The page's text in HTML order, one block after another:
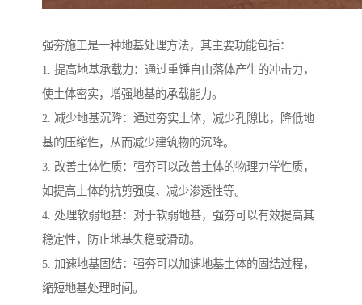
强夯施工是一种地基处理方法，其主要功能包括：
1. 提高地基承载力：通过重锤自由落体产生的冲击力，
使土体密实，增强地基的承载能力。
2. 减少地基沉降：通过夯实土体，减少孔隙比，降低地
基的压缩性，从而减少建筑物的沉降。
3. 改善土体性质：强夯可以改善土体的物理力学性质，
如提高土体的抗剪强度、减少渗透性等。
4. 处理软弱地基：对于软弱地基，强夯可以有效提高其
稳定性，防止地基失稳或滑动。
5. 加速地基固结：强夯可以加速地基土体的固结过程，
缩短地基处理时间。